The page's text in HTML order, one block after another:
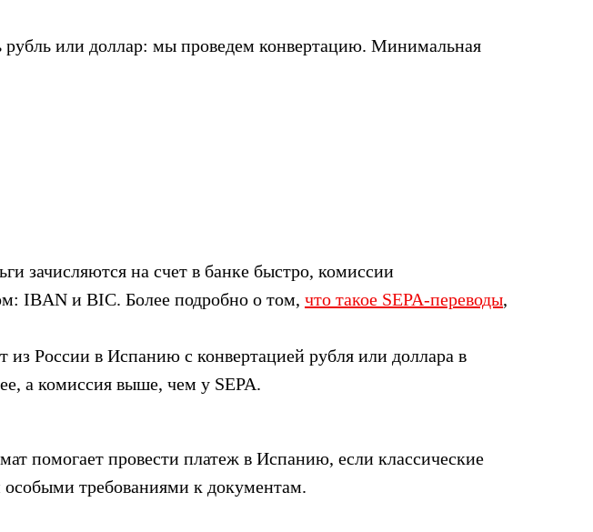
рубль или доллар: мы проведем конвертацию. Минимальная
зачисляются на счет в банке быстро, комиссии
IBAN и BIC. Более подробно о том, что такое SEPA-переводы,
России в Испанию с конвертацией рубля или доллара в
а комиссия выше, чем у SEPA.
помогает провести платеж в Испанию, если классические
требованиями к документам.